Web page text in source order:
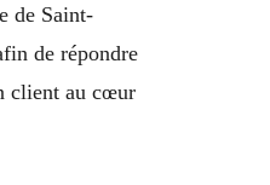
de Saint-
de répondre
client au cœur